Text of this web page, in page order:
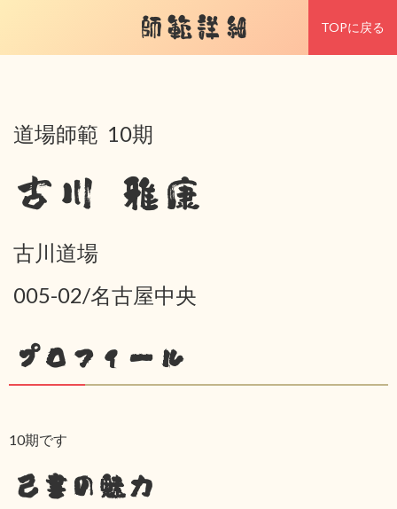
師範詳細 TOPに戻る
道場師範 10期
古川 雅康
古川道場
005-02/名古屋中央
プロフィール
10期です
己書の魅力